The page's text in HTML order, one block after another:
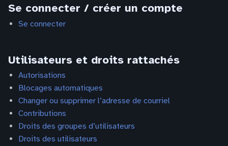
Se connecter / créer un compte
Se connecter
Utilisateurs et droits rattachés
Autorisations
Blocages automatiques
Changer ou supprimer l’adresse de courriel
Contributions
Droits des groupes d’utilisateurs
Droits des utilisateurs